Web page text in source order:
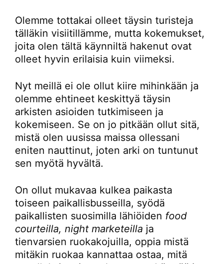
Olemme tottakai olleet täysin turisteja
tälläkin visiitillämme, mutta kokemukset,
joita olen tältä käynniltä hakenut ovat
olleet hyvin erilaisia kuin viimeksi.
Nyt meillä ei ole ollut kiire mihinkään ja
olemme ehtineet keskittyä täysin
arkisten asioiden tutkimiseen ja
kokemiseen. Se on jo pitkään ollut sitä,
mistä olen uusissa maissa ollessani
eniten nauttinut, joten arki on tuntunut
sen myötä hyvältä.
On ollut mukavaa kulkea paikasta
toiseen paikallisbusseilla, syödä
paikallisten suosimilla lähiöiden food
courteilla, night marketeilla ja
tienvarsien ruokakojuilla, oppia mistä
mitäkin ruokaa kannattaa ostaa, mitä